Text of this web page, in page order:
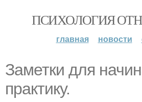
ПСИХОЛОГИЯ
главная новости
Заметки для
практику.